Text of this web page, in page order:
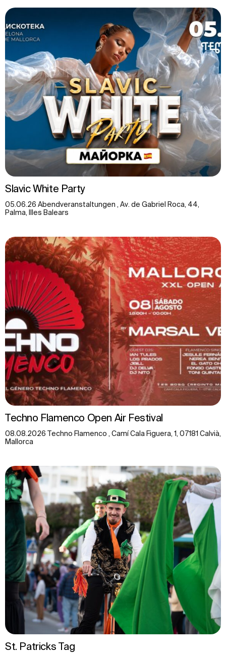
Slavic White Party
05.06.26 Abendveranstaltungen , Av. de Gabriel Roca, 44,
Palma, Illes Balears
Techno Flamenco Open Air Festival
08.08.2026 Techno Flamenco , Camí Cala Figuera, 1, 07181 Calvià,
Mallorca
St. Patricks Tag